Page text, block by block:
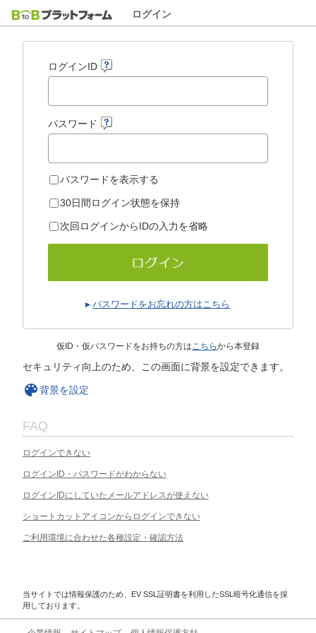
ログイン
ログインID
パスワード
パスワードを表示する
30日間ログイン状態を保持
次回ログインからIDの入力を省略
パスワードをお忘れの方はこちら
仮ID・仮パスワードをお持ちの方はこちらから本登録
セキュリティ向上のため、この画面に背景を設定できます。
背景を設定
FAQ
ログインできない
ログインID・パスワードがわからない
ログインIDにしていたメールアドレスが使えない
ショートカットアイコンからログインできない
ご利用環境に合わせた各種設定・確認方法
当サイトでは情報保護のため、EV SSL証明書を利用したSSL暗号化通信を採
用しております。